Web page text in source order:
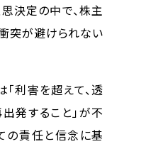
決定の中で、株主
突が避けられない
利害を超えて、透
発すること」が不
の責任と信念に基